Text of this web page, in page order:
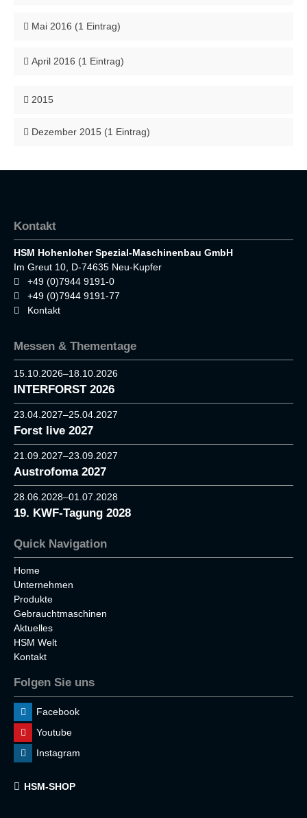
Mai 2016 (1 Eintrag)
April 2016 (1 Eintrag)
2015
Dezember 2015 (1 Eintrag)
Kontakt
HSM Hohenloher Spezial-Maschinenbau GmbH
Im Greut 10, D-74635 Neu-Kupfer
+49 (0)7944 9191-0
+49 (0)7944 9191-77
Kontakt
Messen & Thementage
15.10.2026–18.10.2026
INTERFORST 2026
23.04.2027–25.04.2027
Forst live 2027
21.09.2027–23.09.2027
Austrofoma 2027
28.06.2028–01.07.2028
19. KWF-Tagung 2028
Quick Navigation
Home
Unternehmen
Produkte
Gebrauchtmaschinen
Aktuelles
HSM Welt
Kontakt
Folgen Sie uns
Facebook
Youtube
Instagram
HSM-SHOP